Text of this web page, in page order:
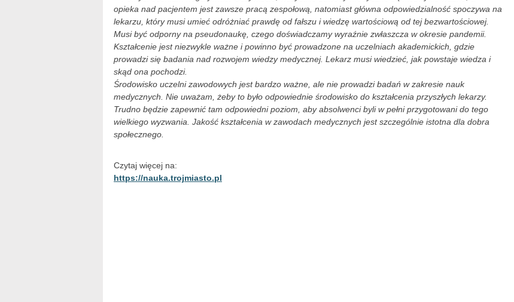
opieka nad pacjentem jest zawsze pracą zespołową, natomiast główna odpowiedzialność spoczywa na
lekarzu, który musi umieć odróżniać prawdę od fałszu i wiedzę wartościową od tej bezwartościowej.
Musi być odporny na pseudonaukę, czego doświadczamy wyraźnie zwłaszcza w okresie pandemii.
Kształcenie jest niezwykle ważne i powinno być prowadzone na uczelniach akademickich, gdzie
prowadzi się badania nad rozwojem wiedzy medycznej. Lekarz musi wiedzieć, jak powstaje wiedza i
skąd ona pochodzi.
Środowisko uczelni zawodowych jest bardzo ważne, ale nie prowadzi badań w zakresie nauk
medycznych. Nie uważam, żeby to było odpowiednie środowisko do kształcenia przyszłych lekarzy.
Trudno będzie zapewnić tam odpowiedni poziom, aby absolwenci byli w pełni przygotowani do tego
wielkiego wyzwania. Jakość kształcenia w zawodach medycznych jest szczególnie istotna dla dobra
społecznego.
Czytaj więcej na:
https://nauka.trojmiasto.pl